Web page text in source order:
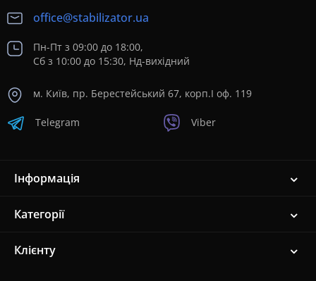
office@stabilizator.ua
Пн-Пт з 09:00 до 18:00,
Сб з 10:00 до 15:30, Нд-вихідний
м. Київ, пр. Берестейський 67, корп.I оф. 119
Telegram Viber
Інформація
Категорії
Клієнту